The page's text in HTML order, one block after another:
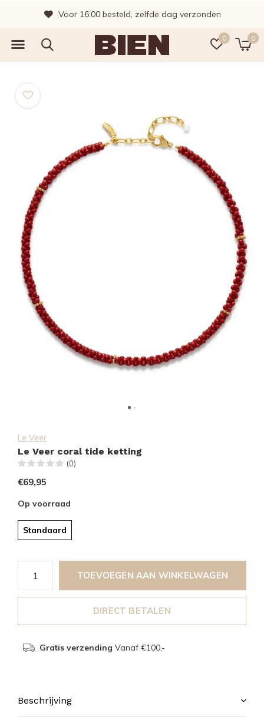
0 0
Voor 16:00 besteld, zelfde dag verzonden
Le Veer
Le Veer coral tide ketting
(0)
€69,95
Op voorraad
Standaard
TOEVOEGEN AAN WINKELWAGEN
DIRECT BETALEN
Gratis verzending Vanaf €100,-
Beschrijving